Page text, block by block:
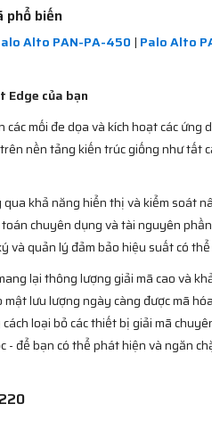
phổ biến
Alto PAN-PA-450 | Palo Alto
Edge của bạn
các mối đe dọa và kích hoạt các ứng
nền tảng kiến ​​trúc giống như tất
khả năng hiển thị và kiểm soát
chuyên dụng và tài nguyên
và quản lý đảm bảo hiệu suất có
lại thông lượng giải mã cao và
lưu lượng ngày càng được mã
loại bỏ các thiết bị giải mã
để bạn có thể phát hiện và ngăn